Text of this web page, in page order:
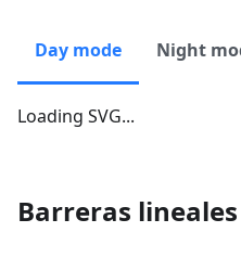
Day mode Night
Loading SVG...
Barreras lineales